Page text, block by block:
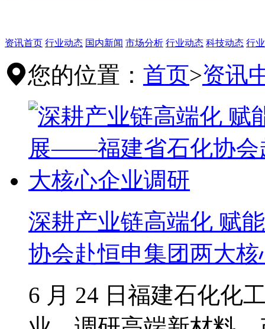
资讯首页 行业动态 国内新闻 市场分析 行业动态 科技动态 行
您的位置： 首页>资讯
深耕产业链高端化 赋
协会赴恒申集团两大
6 月 24 日福建石化化